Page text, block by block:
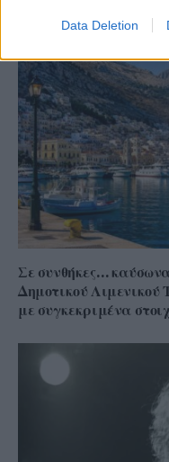
Data Deletion
Σε συνθήκες…
Δημοτικού
με συγκεκριμένα